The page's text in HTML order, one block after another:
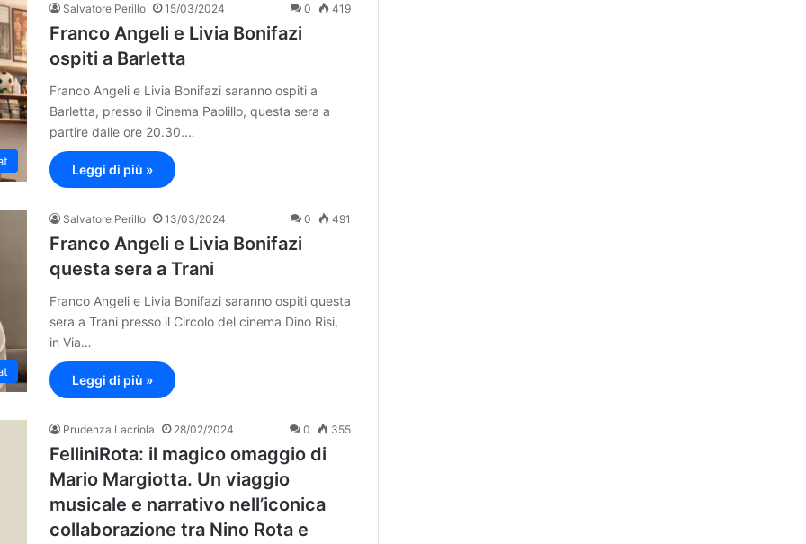
Salvatore Perillo 15/03/2024 0 419
Franco Angeli e Livia Bonifazi
ospiti a Barletta
Franco Angeli e Livia Bonifazi saranno ospiti a
Barletta, presso il Cinema Paolillo, questa sera a
partire dalle ore 20.30.…
Leggi di più »
Salvatore Perillo 13/03/2024 0 491
Franco Angeli e Livia Bonifazi
questa sera a Trani
Franco Angeli e Livia Bonifazi saranno ospiti questa
sera a Trani presso il Circolo del cinema Dino Risi,
in Via…
Leggi di più »
Prudenza Lacriola 28/02/2024 0 355
FelliniRota: il magico omaggio di
Mario Margiotta. Un viaggio
musicale e narrativo nell’iconica
collaborazione tra Nino Rota e